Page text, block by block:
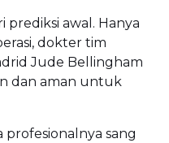
prediksi awal. Hanya
dokter tim
Jude Bellingham
dan aman untuk
sang